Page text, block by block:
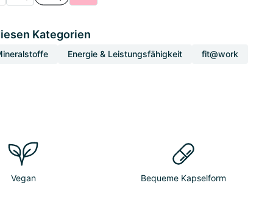
Kategorien
Energie & Leistungsfähigkeit fit@work
Vegan Bequeme Kapselform